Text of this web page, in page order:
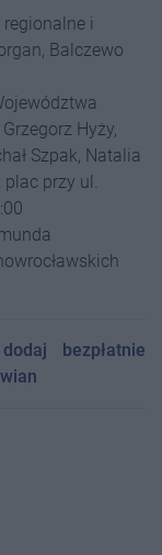
i
Balczewo
Hyży,
Szpak, Natalia
plac przy ul.
bezpłatnie